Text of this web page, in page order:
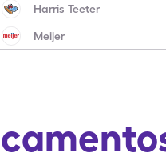
Harris Teeter
Meijer